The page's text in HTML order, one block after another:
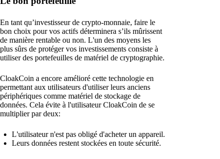
En tant qu’investisseur de crypto-monnaie, faire le
bon choix pour vos actifs déterminera s’ils mûrissent
de manière rentable ou non. L'un des moyens les
plus sûrs de protéger vos investissements consiste à
utiliser des portefeuilles de matériel de cryptographie.
CloakCoin a encore amélioré cette technologie en
permettant aux utilisateurs d'utiliser leurs anciens
périphériques comme matériel de stockage de
données. Cela évite à l'utilisateur CloakCoin de se
multiplier par deux:
L'utilisateur n'est pas obligé d'acheter un appareil.
Leurs données restent stockées en toute sécurité.